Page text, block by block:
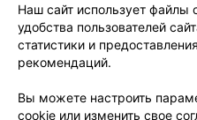
Пользовательское
Вакансии
Написать
Персональные
Наш сайт использует файлы
удобства пользователей
статистики и
рекомендаций.
Вы можете настроить
cookie или изменить свое